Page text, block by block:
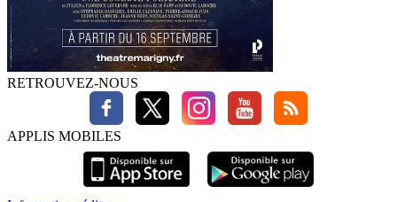
RETROUVEZ-NOUS
APPLIS MOBILES